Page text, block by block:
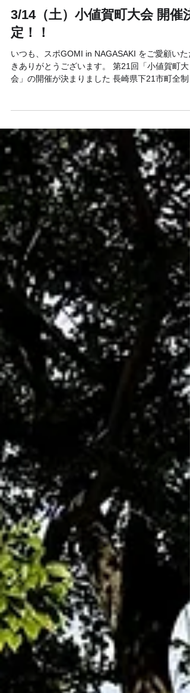
2月7日
3/14（土）小値賀町大会 開催決
定！！
いつも、スポGOMI in NAGASAKI をご愛顧いた
をよろしくお願いいたします！ 【小値賀町大会
要】 ・日程 ：3月14日(土) ※少雨決
行 ・会場 ： 船瀬海水浴場 ・駐車場：同上 ・
スケジュール（予定）： 15：00～ 受付開
15：20～ 開会式（チーム紹介・主催者挨
拶・ルール説明） 15：50～ 競技スター
※競技時間60分 16：50～ 競技終了・計量
17：50～ 閉会式・表彰式 12：10～
散 ◆ 小値賀島のしま旅に関しては、おぢかアイ
ンドツーリズムまでお問合せください ◆参加申
込みはこちらのフォームから！
https://forms.gle/AxJNFouwtjcknoDZ6 会場や駐車
場での紛失・盗難・自動車の損壊や事故に関し
て、事務局は責任を負いかねます。交通法規やス
タッフの誘導に従い、周辺の皆様や、他の利用者
にご配慮いただきま